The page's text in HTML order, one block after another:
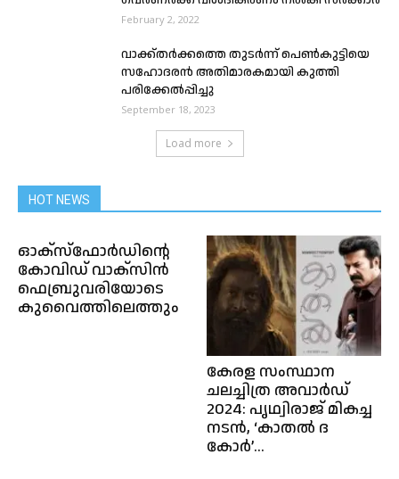
February 2, 2022
വാക്ക്തർക്കത്തെ തുടർന്ന് പെൺകുട്ടിയെ
സഹോദരൻ അതിമാരകമായി കുത്തി
പരിക്കേൽപ്പിച്ചു
September 18, 2023
Load more
HOT NEWS
ഓക്സ്ഫോർഡിൻ്റെ
കോവിഡ് വാക്സിൻ
ഫെബ്രുവരിയോടെ
കുവൈത്തിലെത്തും
കേരള സംസ്ഥാന
ചലച്ചിത്ര അവാർഡ്
2024: പൃഥ്വിരാജ് മികച്ച
നടൻ, ‘കാതൽ ദ
കോർ’...